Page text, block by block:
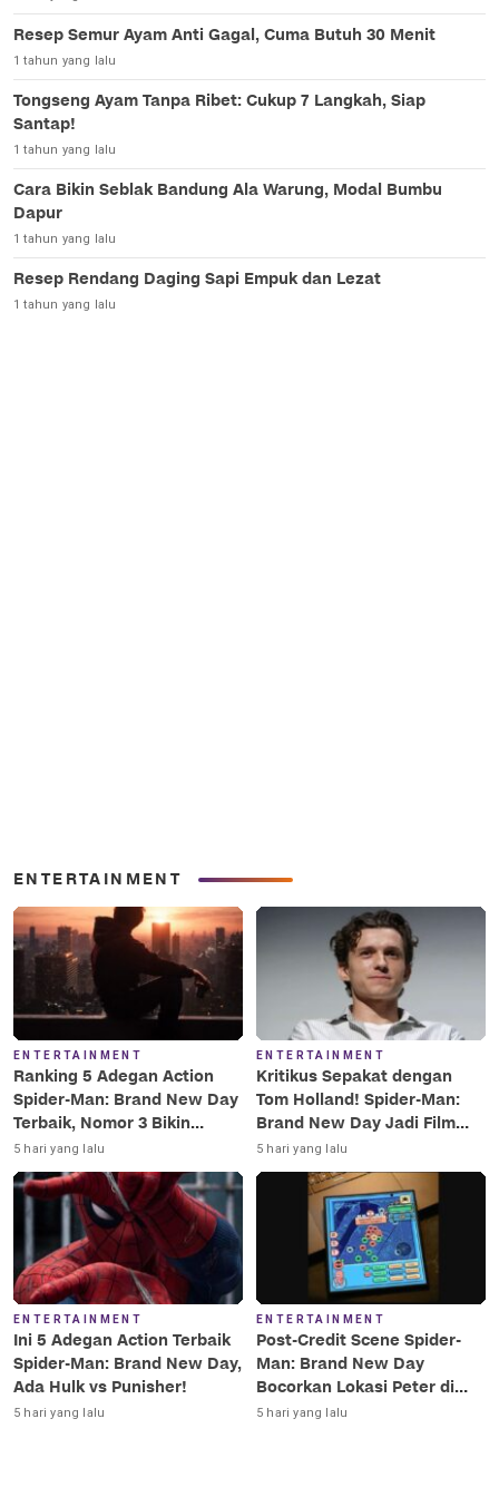
Resep Semur Ayam Anti Gagal, Cuma Butuh 30 Menit
1 tahun yang lalu
Tongseng Ayam Tanpa Ribet: Cukup 7 Langkah, Siap
Santap!
1 tahun yang lalu
Cara Bikin Seblak Bandung Ala Warung, Modal Bumbu
Dapur
1 tahun yang lalu
Resep Rendang Daging Sapi Empuk dan Lezat
1 tahun yang lalu
ENTERTAINMENT
ENTERTAINMENT
Ranking 5 Adegan Action
Spider-Man: Brand New Day
Terbaik, Nomor 3 Bikin
Terkesima!
5 hari yang lalu
ENTERTAINMENT
Kritikus Sepakat dengan
Tom Holland! Spider-Man:
Brand New Day Jadi Film
Terbaik Era MCU
5 hari yang lalu
ENTERTAINMENT
Ini 5 Adegan Action Terbaik
Spider-Man: Brand New Day,
Ada Hulk vs Punisher!
5 hari yang lalu
ENTERTAINMENT
Post-Credit Scene Spider-
Man: Brand New Day
Bocorkan Lokasi Peter di
Luar Angkasa!
5 hari yang lalu